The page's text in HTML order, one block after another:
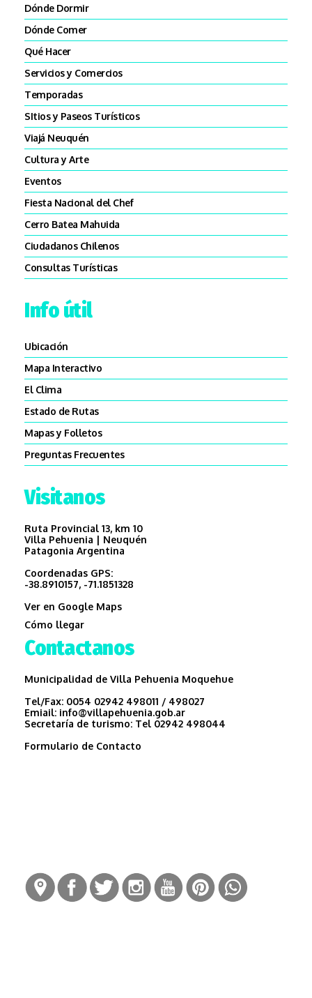
Dónde Dormir
Dónde Comer
Qué Hacer
Servicios y Comercios
Temporadas
SItios y Paseos Turísticos
Viajá Neuquén
Cultura y Arte
Eventos
Fiesta Nacional del Chef
Cerro Batea Mahuida
Ciudadanos Chilenos
Consultas Turísticas
Info útil
Ubicación
Mapa Interactivo
El Clima
Estado de Rutas
Mapas y Folletos
Preguntas Frecuentes
Visitanos
Ruta Provincial 13, km 10
Villa Pehuenia | Neuquén
Patagonia Argentina
Coordenadas GPS:
-38.8910157, -71.1851328
Ver en Google Maps
Cómo llegar
Contactanos
Municipalidad de Villa Pehuenia Moquehue
Tel/Fax: 0054 02942 498011 / 498027
Emiail: info@villapehuenia.gob.ar
Secretaría de turismo: Tel 02942 498044
Formulario de Contacto